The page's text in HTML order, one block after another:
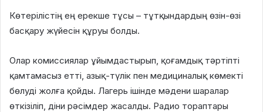
Көтерілістің ең ерекше тұсы – тұтқындардың өзін-өзі
басқару жүйесін құруы болды.
Олар комиссиялар ұйымдастырып, қоғамдық тәртіпті
қамтамасыз етті, азық-түлік пен медициналық көмекті
бөлуді жолға қойды. Лагерь ішінде мәдени шаралар
өткізіліп, діни рәсімдер жасалды. Радио тораптары